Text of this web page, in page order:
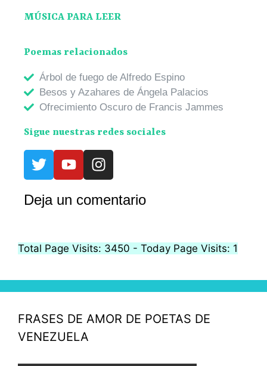
MÚSICA PARA LEER
Poemas relacionados
Árbol de fuego de Alfredo Espino
Besos y Azahares de Ángela Palacios
Ofrecimiento Oscuro de Francis Jammes
Sigue nuestras redes sociales
Deja un comentario
Total Page Visits: 3450 - Today Page Visits: 1
FRASES DE AMOR DE POETAS DE
VENEZUELA